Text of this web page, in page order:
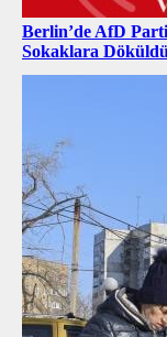
Berlin’de AfD
Sokaklara Döküldü